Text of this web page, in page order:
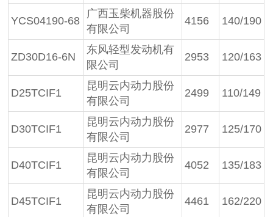
YCS04190-68
广西玉柴机器股份
有限公司
4156 140/190
ZD30D16-6N
东风轻型发动机有
限公司
2953 120/163
D25TCIF1
昆明云内动力股份
有限公司
2499 110/149
D30TCIF1
昆明云内动力股份
有限公司
2977 125/170
D40TCIF1
昆明云内动力股份
有限公司
4052 135/183
D45TCIF1
昆明云内动力股份
有限公司
4461 162/220